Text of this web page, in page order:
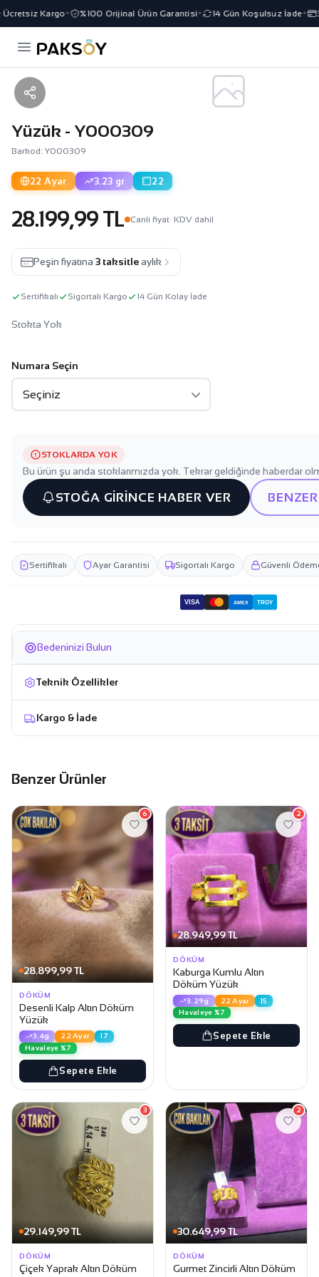
Kargo✦ %100 Orijinal Ürün Garantisi✦ 14 Gün Koşulsuz İade✦ 3
Yüzük - Y000309
Barkod: Y000309
22 Ayar 3.23 gr 22
28.199,99 TL Canli fiyat· KDV dahil
Peşin fiyatına 3 taksitle aylık
Sertifikalı Sigortalı Kargo 14 Gün Kolay İade
Stokta Yok
Numara Seçin
STOKLARDA YOK
Bu ürün şu anda stoklarımızda yok. Tekrar geldiğinde haberdar
STOĞA GİRİNCE HABER VER
Sertifikalı Ayar Garantisi Sigortalı Kargo Güvenli
VISA AMEX TROY
Bedeninizi Bulun
Teknik Özellikler
Kargo & İade
Benzer Ürünler
28.899,99 TL
6
DÖKÜM
Desenli Kalp Altın Döküm
Yüzük
3.4g 22 Ayar
17
Havaleye %7
Sepete Ekle
28.949,99 TL
2
DÖKÜM
Kaburga Kumlu Altın
Döküm Yüzük
3.29g 22 Ayar
15
Havaleye %7
Sepete Ekle
29.149,99 TL
3
DÖKÜM
Çiçek Yaprak Altın Döküm
30.649,99 TL
2
DÖKÜM
Gurmet Zincirli Altın Döküm